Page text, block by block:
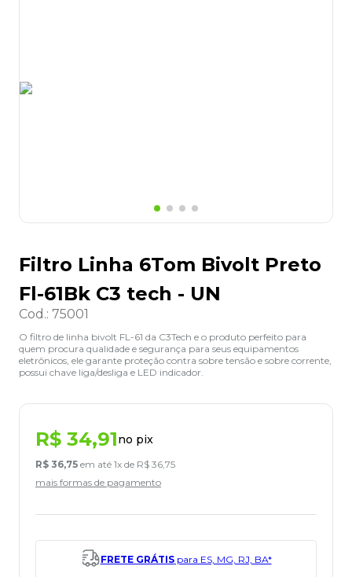
Filtro Linha 6Tom Bivolt Preto
Fl-61Bk C3 tech - UN
Cod.: 75001
O filtro de linha bivolt FL-61 da C3Tech e o produto perfeito para
quem procura qualidade e segurança para seus equipamentos
eletrônicos, ele garante proteção contra sobre tensão e sobre corrente,
possui chave liga/desliga e LED indicador.
R$ 34,91no pix
R$ 36,75 em até 1x de R$ 36,75
mais formas de pagamento
FRETE GRÁTISpara ES, MG, RJ, BA*